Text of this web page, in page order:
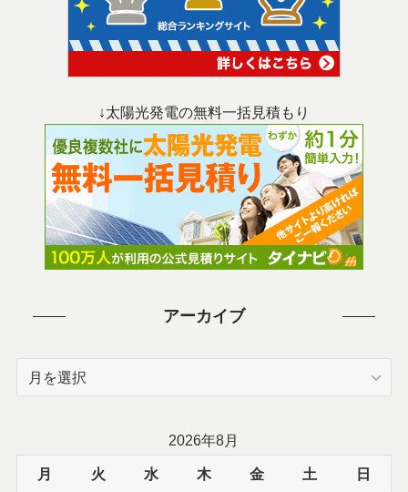
↓太陽光発電の無料一括見積もり
アーカイブ
ブ
2026年8月
月 火 水 木 金 土 日